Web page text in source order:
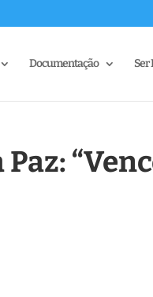
Documentação Ser